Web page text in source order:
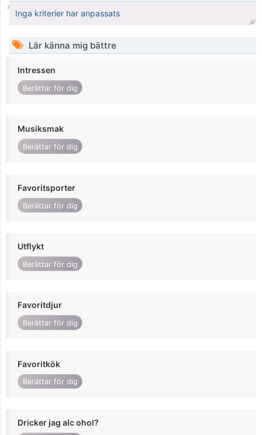
Inga kriterier har anpassats
Lär känna mig bättre
Intressen
Berättar för dig
Musiksmak
Berättar för dig
Favoritsporter
Berättar för dig
Utflykt
Berättar för dig
Favoritdjur
Berättar för dig
Favoritkök
Berättar för dig
Dricker jag alc ohol?